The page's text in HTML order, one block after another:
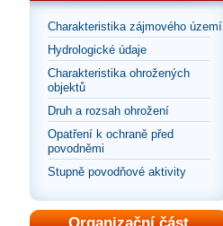
Charakteristika zájmového území
Hydrologické údaje
Charakteristika ohrožených
objektů
Druh a rozsah ohrožení
Opatření k ochraně před
povodněmi
Stupně povodňové aktivity